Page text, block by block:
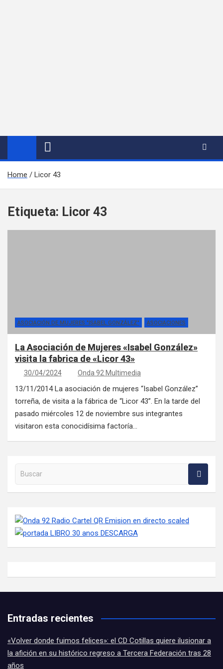
Home Licor 43
Etiqueta: Licor 43
ASOCIACIÓN DE MUJERES "ISABEL GONZÁLEZ" ASOCIACIONES
La Asociación de Mujeres «Isabel González»
visita la fabrica de «Licor 43»
30/04/2024 Onda 92 Multimedia
13/11/2014 La asociación de mujeres “Isabel González”
torreña, de visita a la fábrica de “Licor 43”. En la tarde del
pasado miércoles 12 de noviembre sus integrantes
visitaron esta conocidísima factoría…
Buscar en la web
Entradas recientes
«Volver donde fuimos felices»: el CD Cotillas quiere ilusionar a
la afición en su histórico regreso a Tercera Federación tras 28
años